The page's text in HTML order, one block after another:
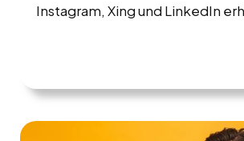
Instagram, Xing und LinkedIn